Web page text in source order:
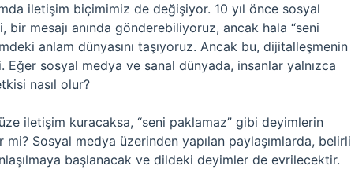
iletişim biçimimiz de değişiyor. 10 yıl önce sosyal
mesajı anında gönderebiliyoruz, ancak hala “seni
anlam dünyasını taşıyoruz. Ancak bu, dijitalleşmenin
sosyal medya ve sanal dünyada, insanlar yalnızca
nasıl olur?
iletişim kuracaksa, “seni paklamaz” gibi deyimlerin
Sosyal medya üzerinden yapılan paylaşımlarda, belirli
başlanacak ve dildeki deyimler de evrilecektir.